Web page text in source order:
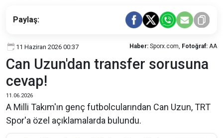
Paylaş:
11 Haziran 2026 00:37 Haber: Sporx.com, Fotoğraf: AA
Can Uzun'dan transfer sorusuna
cevap!
11.06.2026
A Milli Takım'ın genç futbolcularından Can Uzun, TRT
Spor'a özel açıklamalarda bulundu.